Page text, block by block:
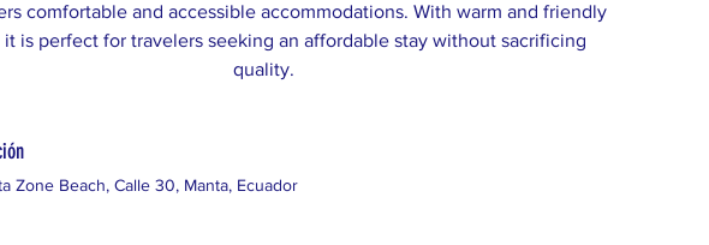
comfortable and accessible accommodations. With warm and friendly
it is perfect for travelers seeking an affordable stay without sacrificing
quality.
Zone Beach, Calle 30, Manta, Ecuador